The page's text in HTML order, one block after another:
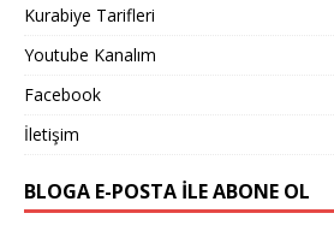
Kurabiye Tarifleri
Youtube Kanalım
Facebook
İletişim
BLOGA E-POSTA ILE ABONE OL